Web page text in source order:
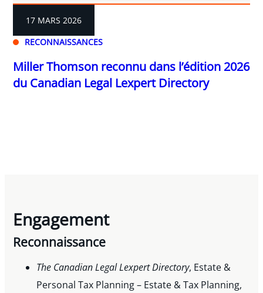
RECONNAISSANCES
17 MARS 2026
Miller Thomson reconnu dans l’édition 2026
du Canadian Legal Lexpert Directory
Engagement
Reconnaissance
The Canadian Legal Lexpert Directory, Estate &
Personal Tax Planning – Estate & Tax Planning,